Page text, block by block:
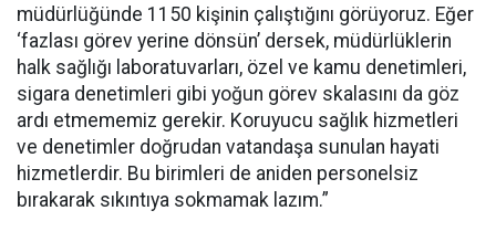
müdürlüğünde 1150 kişinin çalıştığını görüyoruz. Eğer
‘fazlası görev yerine dönsün’ dersek, müdürlüklerin
halk sağlığı laboratuvarları, özel ve kamu denetimleri,
sigara denetimleri gibi yoğun görev skalasını da göz
ardı etmememiz gerekir. Koruyucu sağlık hizmetleri
ve denetimler doğrudan vatandaşa sunulan hayati
hizmetlerdir. Bu birimleri de aniden personelsiz
bırakarak sıkıntıya sokmamak lazım.”